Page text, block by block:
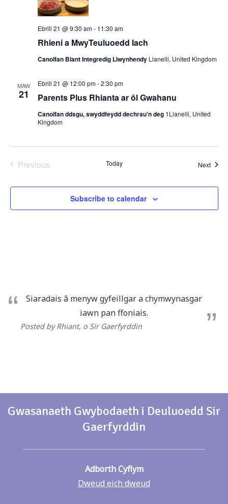
Rhieni a MwyTeuluoedd Iach
Ebrill 21 @ 9:30 am- 11:30 am
Canolfan Blant Integredig Llwynhendy Llanelli, United Kingdom
MAW
21 Parents Plus Rhianta ar ôl Gwahanu
Ebrill 21 @ 12:00 pm-2:30 pm
Canolfan ddsgu, swyddfeydd dechrau'n deg 1Llanelli, United
Kingdom
Previous
Today Next
Subscribe to calendar
Siaradais â menyw gyfeillgar a chymwynasgar
iawn pan ffoniais.
Posted by Rhiant, o Sir Gaerfyrddin
Gwasanaeth Gwybodaeth i Deuluoedd Sir
Gaerfyrddin
Adborth Cyflym
Dweud eich dweud